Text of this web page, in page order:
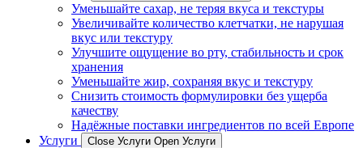
Уменьшайте сахар, не теряя вкуса и текстуры
Увеличивайте количество клетчатки, не нарушая
вкус или текстуру
Улучшите ощущение во рту, стабильность и срок
хранения
Уменьшайте жир, сохраняя вкус и текстуру
Снизить стоимость формулировки без ущерба
качеству
Надёжные поставки ингредиентов по всей Европе
Услуги
Close Услуги Open Услуги